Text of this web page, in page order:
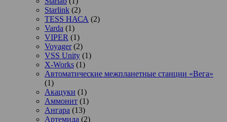
Starlink (2)
TESS НАСА (2)
Varda (1)
VIPER (1)
Voyager(2)
VSS Unity (1)
X-Works (1)
Автоматические межпланетные станции «Вега»
(1)
Акацуки (1)
Аммонит (1)
Ангара (13)
Артемида (2)